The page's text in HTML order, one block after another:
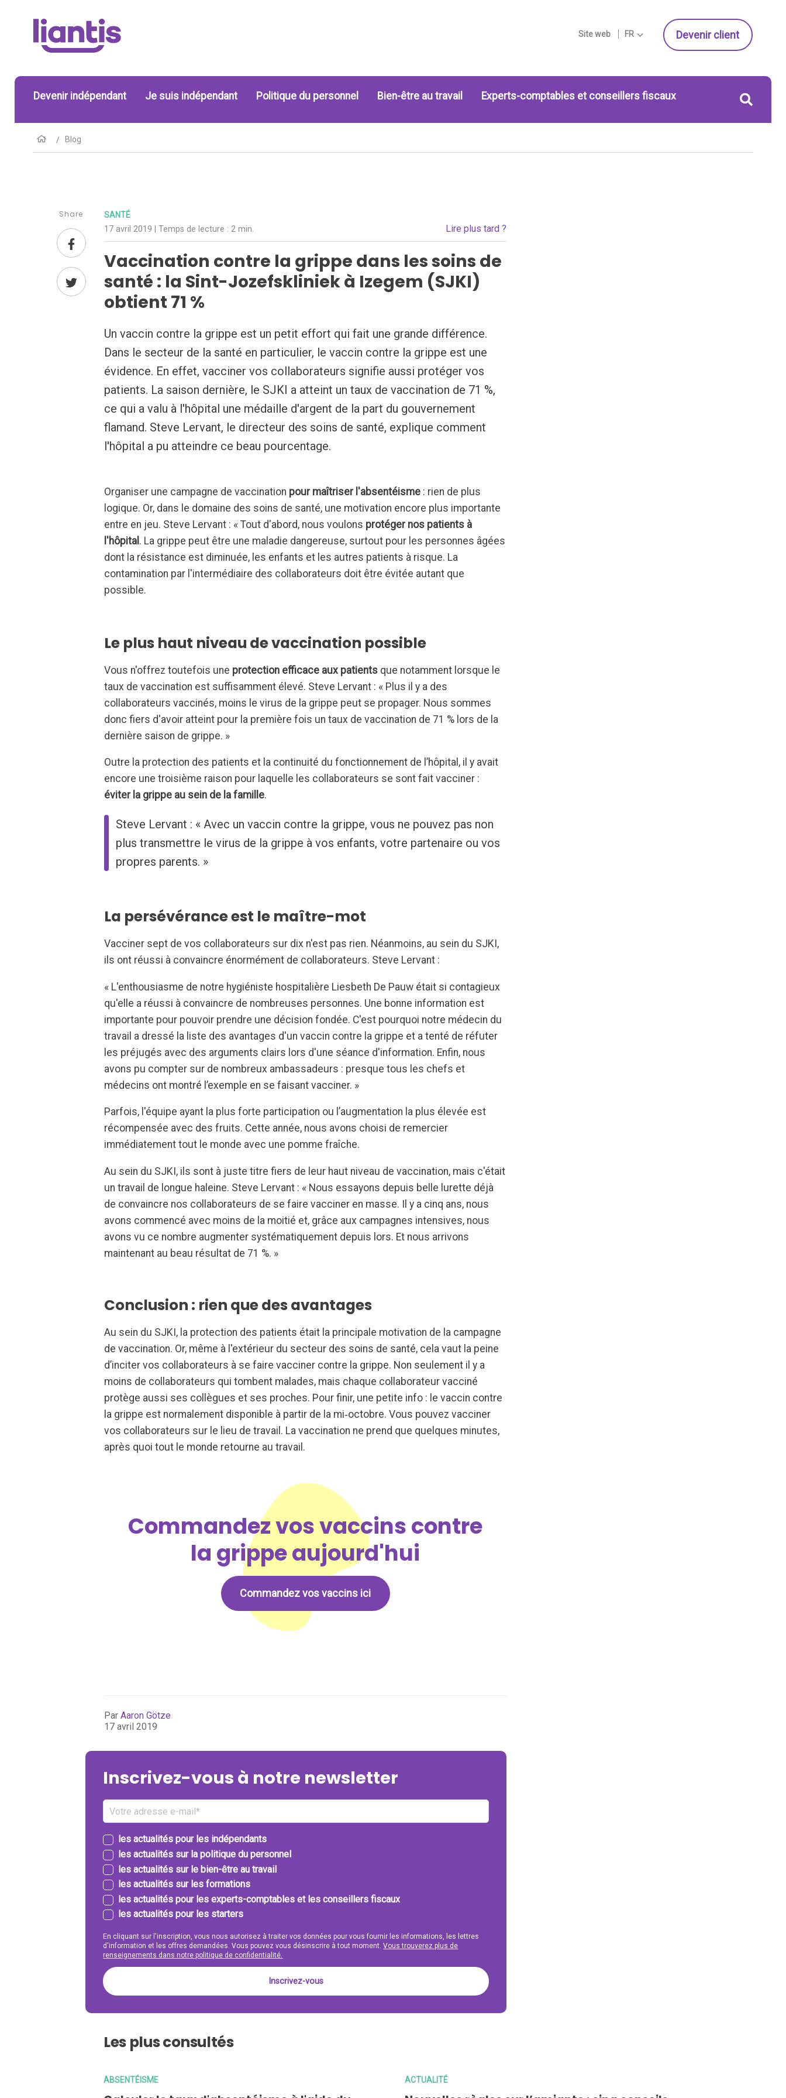
Site web FR Devenir client
Devenir indépendant Je suis indépendant Politique du personnel Bien-être au travail Experts-comptables et conseillers fiscaux
Blog
Share SANTÉ
17 avril 2019 | Temps de lecture :2 min. Lire plus tard ?
Vaccination contre la grippe dans les soins de
santé : la Sint-Jozefskliniek à Izegem (SJKI)
obtient 71 %
Un vaccin contre la grippe est un petit effort qui fait une grande différence.
Dans le secteur de la santé en particulier, le vaccin contre la grippe est une
évidence. En effet, vacciner vos collaborateurs signifie aussi protéger vos
patients. La saison dernière, le SJKI a atteint un taux de vaccination de 71 %,
ce qui a valu à l'hôpital une médaille d'argent de la part du gouvernement
flamand. Steve Lervant, le directeur des soins de santé, explique comment
l'hôpital a pu atteindre ce beau pourcentage.
Organiser une campagne de vaccination pour maîtriser l'absentéisme : rien de plus
logique. Or, dans le domaine des soins de santé, une motivation encore plus importante
entre en jeu. Steve Lervant : « Tout d'abord, nous voulons protéger nos patients à
l'hôpital . La grippe peut être une maladie dangereuse, surtout pour les personnes âgées
dont la résistance est diminuée, les enfants et les autres patients à risque. La
contamination par l'intermédiaire des collaborateurs doit être évitée autant que
possible.
Le plus haut niveau de vaccination possible
Vous n'offrez toutefois une protection efficace aux patients que notamment lorsque le
taux de vaccination est suffisamment élevé. Steve Lervant : « Plus il y a des
collaborateurs vaccinés, moins le virus de la grippe peut se propager. Nous sommes
donc fiers d'avoir atteint pour la première fois un taux de vaccination de 71 % lors de la
dernière saison de grippe. »
Outre la protection des patients et la continuité du fonctionnement de l’hôpital, il y avait
encore une troisième raison pour laquelle les collaborateurs se sont fait vacciner :
éviter la grippe au sein de la famille.
Steve Lervant : « Avec un vaccin contre la grippe, vous ne pouvez pas non
plus transmettre le virus de la grippe à vos enfants, votre partenaire ou vos
propres parents. »
La persévérance est le maître-mot
Vacciner sept de vos collaborateurs sur dix n'est pas rien. Néanmoins, au sein du SJKI,
ils ont réussi à convaincre énormément de collaborateurs. Steve Lervant :
« L'enthousiasme de notre hygiéniste hospitalière Liesbeth De Pauw était si contagieux
qu'elle a réussi à convaincre de nombreuses personnes. Une bonne information est
importante pour pouvoir prendre une décision fondée. C'est pourquoi notre médecin du
travail a dressé la liste des avantages d'un vaccin contre la grippe et a tenté de réfuter
les préjugés avec des arguments clairs lors d'une séance d'information. Enfin, nous
avons pu compter sur de nombreux ambassadeurs : presque tous les chefs et
médecins ont montré l’exemple en se faisant vacciner. »
Parfois, l'équipe ayant la plus forte participation ou l’augmentation la plus élevée est
récompensée avec des fruits. Cette année, nous avons choisi de remercier
immédiatement tout le monde avec une pomme fraîche.
Au sein du SJKI, ils sont à juste titre fiers de leur haut niveau de vaccination, mais c'était
un travail de longue haleine. Steve Lervant : « Nous essayons depuis belle lurette déjà
de convaincre nos collaborateurs de se faire vacciner en masse. Il y a cinq ans, nous
avons commencé avec moins de la moitié et, grâce aux campagnes intensives, nous
avons vu ce nombre augmenter systématiquement depuis lors. Et nous arrivons
maintenant au beau résultat de 71 %. »
Conclusion : rien que des avantages
Au sein du SJKI, la protection des patients était la principale motivation de la campagne
de vaccination. Or, même à l'extérieur du secteur des soins de santé, cela vaut la peine
d’inciter vos collaborateurs à se faire vacciner contre la grippe. Non seulement il y a
moins de collaborateurs qui tombent malades, mais chaque collaborateur vacciné
protège aussi ses collègues et ses proches. Pour finir, une petite info : le vaccin contre
la grippe est normalement disponible à partir de la mi‑octobre. Vous pouvez vacciner
vos collaborateurs sur le lieu de travail. La vaccination ne prend que quelques minutes,
après quoi tout le monde retourne au travail.
Commandez vos vaccins contre
la grippe aujourd'hui
Commandez vos vaccins ici
ParAaron Götze
17 avril 2019
Inscrivez-vous à notre newsletter
les actualités pour les indépendants
les actualités sur la politique du personnel
les actualités sur le bien-être au travail
les actualités sur les formations
les actualités pour les experts-comptables et les conseillers fiscaux
les actualités pour les starters
En cliquant sur l'inscription, vous nous autorisez à traiter vos données pour vous fournir les informations, les lettres
d'information et les offres demandées. Vous pouvez vous désinscrire à tout moment.Vous trouverez plus de
renseignements dans notre politique de confidentialité.
Les plus consultés
ABSENTÉISME ACTUALITÉ